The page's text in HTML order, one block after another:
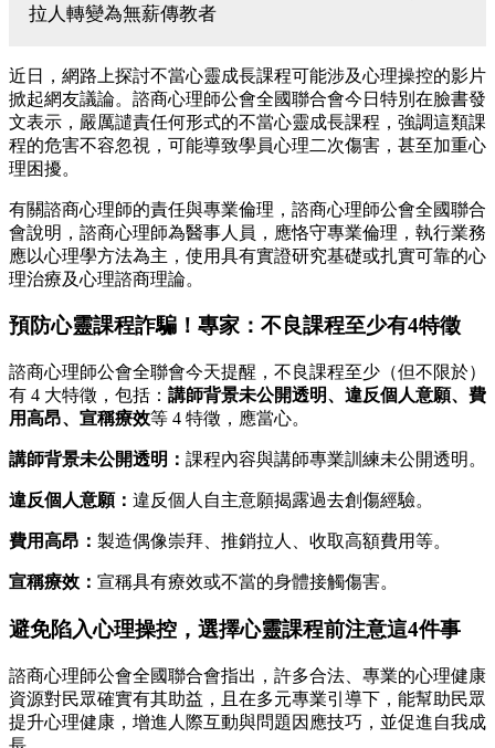
拉人轉變為無薪傳教者
近日，網路上探討不當心靈成長課程可能涉及心理操控的影片
掀起網友議論。諮商心理師公會全國聯合會今日特別在臉書發
文表示，嚴厲譴責任何形式的不當心靈成長課程，強調這類課
程的危害不容忽視，可能導致學員心理二次傷害，甚至加重心
理困擾。
有關諮商心理師的責任與專業倫理，諮商心理師公會全國聯合
會說明，諮商心理師為醫事人員，應恪守專業倫理，執行業務
應以心理學方法為主，使用具有實證研究基礎或扎實可靠的心
理治療及心理諮商理論。
預防心靈課程詐騙！專家：不良課程至少有4特徵
諮商心理師公會全聯會今天提醒，不良課程至少（但不限於）
有 4 大特徵，包括： 講師背景未公開透明、違反個人意願、費
用高昂、宣稱療效等 4 特徵，應當心。
講師背景未公開透明： 課程內容與講師專業訓練未公開透明。
違反個人意願： 違反個人自主意願揭露過去創傷經驗。
費用高昂： 製造偶像崇拜、推銷拉人、收取高額費用等。
宣稱療效： 宣稱具有療效或不當的身體接觸傷害。
避免陷入心理操控，選擇心靈課程前注意這4件事
諮商心理師公會全國聯合會指出，許多合法、專業的心理健康
資源對民眾確實有其助益，且在多元專業引導下，能幫助民眾
提升心理健康，增進人際互動與問題因應技巧，並促進自我成